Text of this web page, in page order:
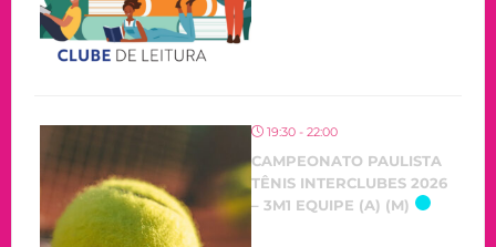
19:30 - 22:00
CAMPEONATO PAULISTA
TÊNIS INTERCLUBES 2026
– 3M1 EQUIPE (A) (M)